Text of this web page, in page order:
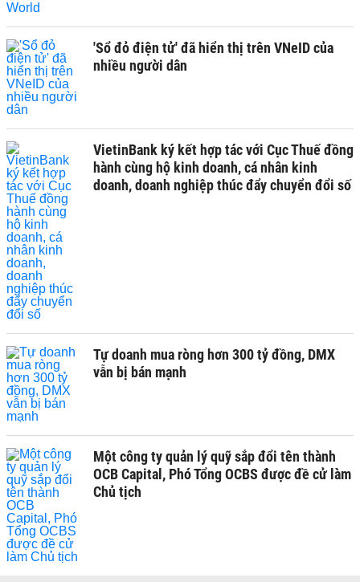
'Sổ đỏ điện tử' đã hiển thị trên VNeID của
nhiều người dân
VietinBank ký kết hợp tác với Cục Thuế đồng
hành cùng hộ kinh doanh, cá nhân kinh
doanh, doanh nghiệp thúc đẩy chuyển đổi số
Tự doanh mua ròng hơn 300 tỷ đồng, DMX
vẫn bị bán mạnh
Một công ty quản lý quỹ sắp đổi tên thành
OCB Capital, Phó Tổng OCBS được đề cử làm
Chủ tịch